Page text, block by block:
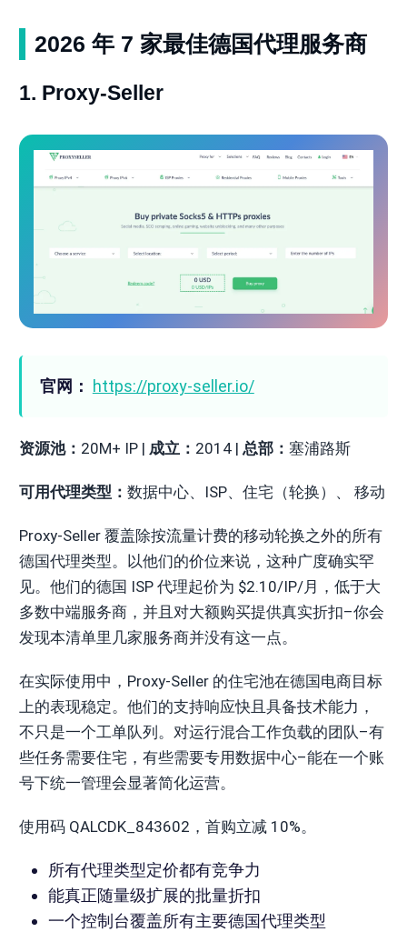
2026 年 7 家最佳德国代理服务商
1. Proxy-Seller
官网： https://proxy-seller.io/
资源池： 20M+ IP | 成立： 2014 | 总部： 塞浦路斯
可用代理类型： 数据中心、ISP、住宅（轮换）、 移动
Proxy-Seller 覆盖除按流量计费的移动轮换之外的所有
德国代理类型。以他们的价位来说，这种广度确实罕
见。他们的德国 ISP 代理起价为 $2.10/IP/月，低于大
多数中端服务商，并且对大额购买提供真实折扣–你会
发现本清单里几家服务商并没有这一点。
在实际使用中，Proxy-Seller 的住宅池在德国电商目标
上的表现稳定。他们的支持响应快且具备技术能力，
不只是一个工单队列。对运行混合工作负载的团队–有
些任务需要住宅，有些需要专用数据中心–能在一个账
号下统一管理会显著简化运营。
使用码 QALCDK_843602，首购立减 10%。
所有代理类型定价都有竞争力
能真正随量级扩展的批量折扣
一个控制台覆盖所有主要德国代理类型